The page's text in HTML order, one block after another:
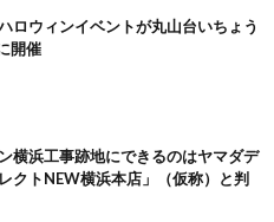
ロウィンイベントが丸山台いちょう
開催
横浜工事跡地にできるのはヤマダデ
クトNEW横浜本店」（仮称）と判